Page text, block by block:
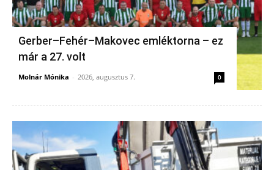
Gerber–Fehér–Makovec emléktorna – ez
már a 27. volt
Molnár Mónika - 2026, augusztus 7. 0